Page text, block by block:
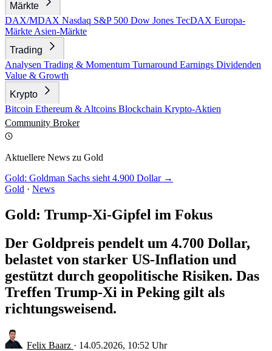
Märkte
DAX/MDAX Nasdaq S&P 500 Dow Jones TecDAX Europa-
Märkte Asien-Märkte
Trading
Analysen Trading & Momentum Turnaround Earnings Dividenden
Value & Growth
Krypto
Bitcoin Ethereum & Altcoins Blockchain Krypto-Aktien
Community Broker
Aktuellere News zu Gold
Gold: Goldman Sachs sieht 4.900 Dollar →
Gold · News
Gold: Trump-Xi-Gipfel im Fokus
Der Goldpreis pendelt um 4.700 Dollar,
belastet von starker US-Inflation und
gestützt durch geopolitische Risiken. Das
Treffen Trump-Xi in Peking gilt als
richtungsweisend.
Felix Baarz · 14.05.2026, 10:52 Uhr